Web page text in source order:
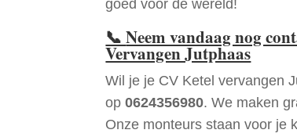
goed voor de wereld!
📞Neem vandaag nog
Vervangen Jutphaas
Wil je je CV Ketel vervangen
op0624356980. We maken
Onze monteurs staan voor je